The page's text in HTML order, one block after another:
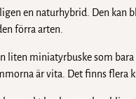
en naturhybrid. Den kan
förra arten.
liten miniatyrbuske som bara
är vita. Det finns flera